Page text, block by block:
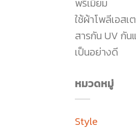
พรีเมี่ยม
ใช้ผ้าโพลีเอสเ
สารกัน UV กั
เป็นอย่างดี
หมวดหมู่
Style